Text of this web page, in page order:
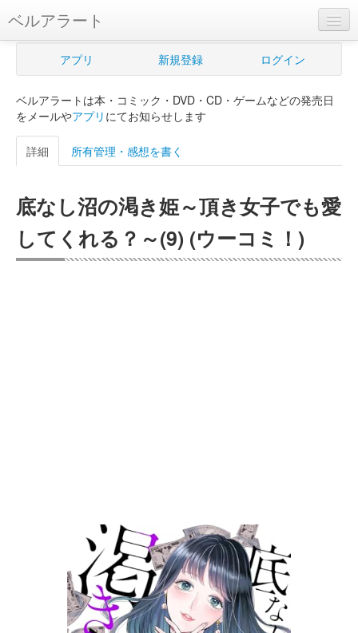
ベルアラート
ベルアラートとは
新規登録
ログイン
購入管理
Myシェルフ
アプリ 新規登録 ログイン
ベルアラートは本・コミック・DVD・CD・ゲームなどの発売日
をメールやアプリ にてお知らせします
詳細 所有管理・感想を書く
底なし沼の渇き姫～頂き女子でも愛
してくれる？～(9) (ウーコミ！)